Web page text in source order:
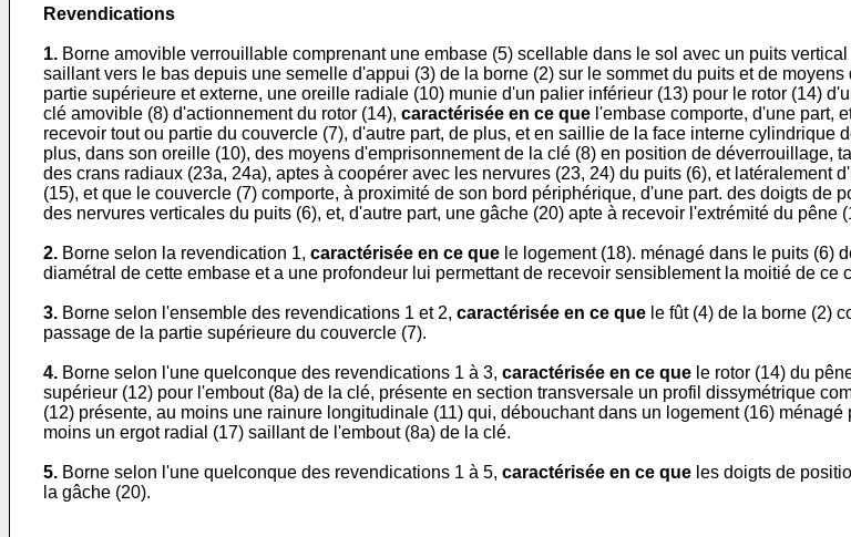
Revendications
1. Borne amovible verrouillable comprenant une embase (5) scellable dans le sol avec un puits
saillant vers le bas depuis une semelle d'appui (3) de la borne (2) sur le sommet du puits et de
partie supérieure et externe, une oreille radiale (10) munie d'un palier inférieur (13) pour le rotor (14)
clé amovible (8) d'actionnement du rotor (14), caractérisée en ce que l'embase comporte, d'une part,
recevoir tout ou partie du couvercle (7), d'autre part, de plus, et en saillie de la face interne
plus, dans son oreille (10), des moyens d'emprisonnement de la clé (8) en position de déverrouillage,
des crans radiaux (23a, 24a), aptes à coopérer avec les nervures (23, 24) du puits (6), et
(15), et que le couvercle (7) comporte, à proximité de son bord périphérique, d'une part. des doigts
des nervures verticales du puits (6), et, d'autre part, une gâche (20) apte à recevoir l'extrémité du pêne
2. Borne selon la revendication 1, caractérisée en ce que le logement (18). ménagé dans le puits (6)
diamétral de cette embase et a une profondeur lui permettant de recevoir sensiblement la moitié de ce
3. Borne selon l'ensemble des revendications 1 et 2, caractérisée en ce que le fût (4) de la borne (2)
passage de la partie supérieure du couvercle (7).
4. Borne selon l'une quelconque des revendications 1 à 3, caractérisée en ce que le rotor (14) du
supérieur (12) pour l'embout (8a) de la clé, présente en section transversale un profil dissymétrique
(12) présente, au moins une rainure longitudinale (11) qui, débouchant dans un logement (16)
moins un ergot radial (17) saillant de l'embout (8a) de la clé.
5. Borne selon l'une quelconque des revendications 1 à 5, caractérisée en ce que les doigts de
la gâche (20).